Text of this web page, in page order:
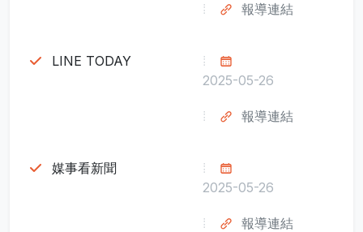
報導連結
LINE TODAY
2025-05-26
報導連結
媒事看新聞
2025-05-26
報導連結